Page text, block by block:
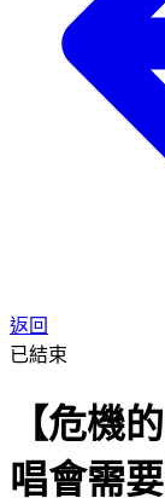
返回
已結束
【危機
唱會需